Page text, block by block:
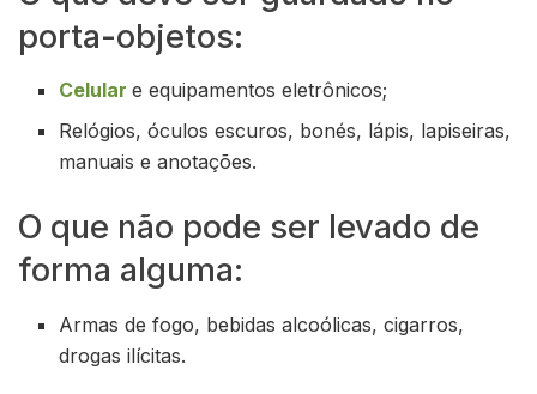
porta-objetos:
Celular e equipamentos eletrônicos;
Relógios, óculos escuros, bonés, lápis, lapiseiras,
manuais e anotações.
O que não pode ser levado de
forma alguma:
Armas de fogo, bebidas alcoólicas, cigarros,
drogas ilícitas.